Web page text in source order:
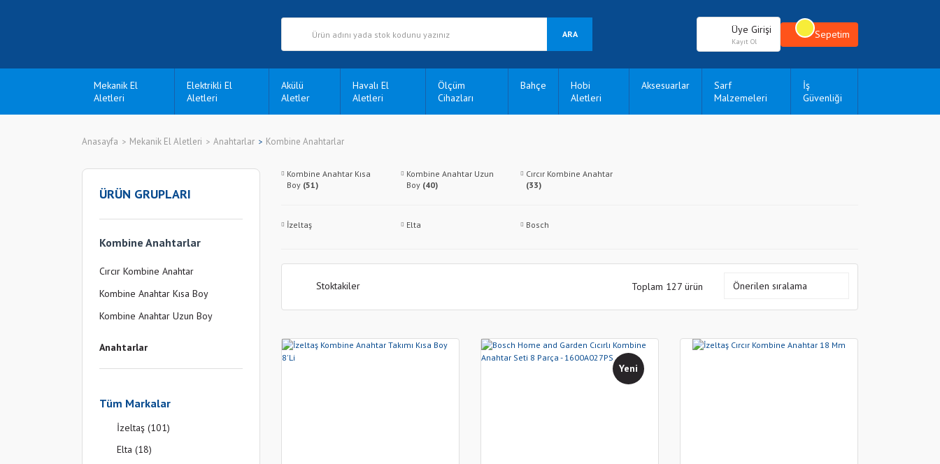
ARA Üye Girişi
Kayıt Ol
Sepetim
Mekanik El
Aletleri
Elektrikli El
Aletleri
Akülü
Aletler
Havalı El
Aletleri
Ölçüm
Cihazları
Bahçe
Hobi
Aletleri
Aksesuarlar
Sarf
Malzemeleri
İş
Güvenliği
Anasayfa Mekanik El Aletleri Anahtarlar Kombine Anahtarlar
ÜRÜN GRUPLARI
Kombine Anahtarlar
Cırcır Kombine Anahtar
Kombine Anahtar Kısa Boy
Kombine Anahtar Uzun Boy
Anahtarlar
Tüm Markalar
İzeltaş (101)
Elta (18)
Kombine Anahtar Kısa
Boy (51)
Kombine Anahtar Uzun
Boy (40)
Cırcır Kombine Anahtar
(33)
İzeltaş Elta Bosch
Stoktakiler Toplam 127 ürün
Yeni